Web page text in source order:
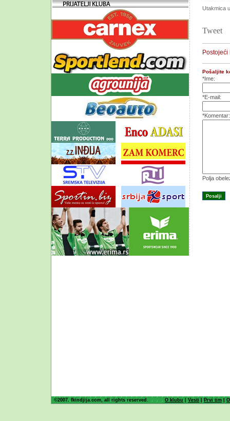
Utakmica
Tweet
Postojeći
Pošaljite
*Ime:
*E-mail:
*Komentar:
Polja
©2007. fkindjija.com, all rights reserved. O klubu |Vesti | Prvi tim |